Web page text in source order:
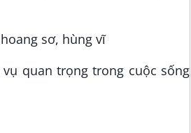
quan trọng trong cuộc sống